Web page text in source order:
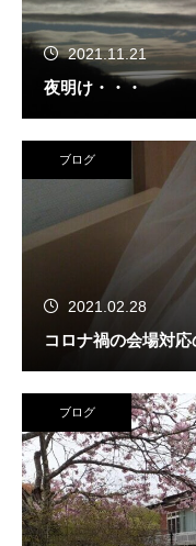
2021.11.21
夜明け・・・
ブログ
2021.02.28
コロナ禍の会場対応
ブログ